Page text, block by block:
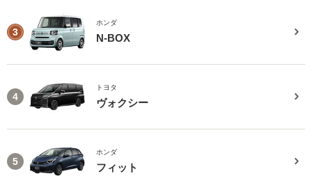
3
ホンダ
N-BOX
4
トヨタ
ヴォクシー
5
ホンダ
フィット